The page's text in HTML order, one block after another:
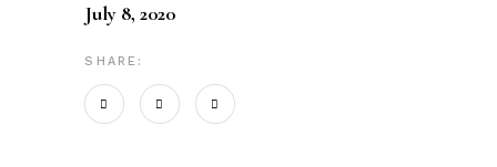
July 8, 2020
SHARE: